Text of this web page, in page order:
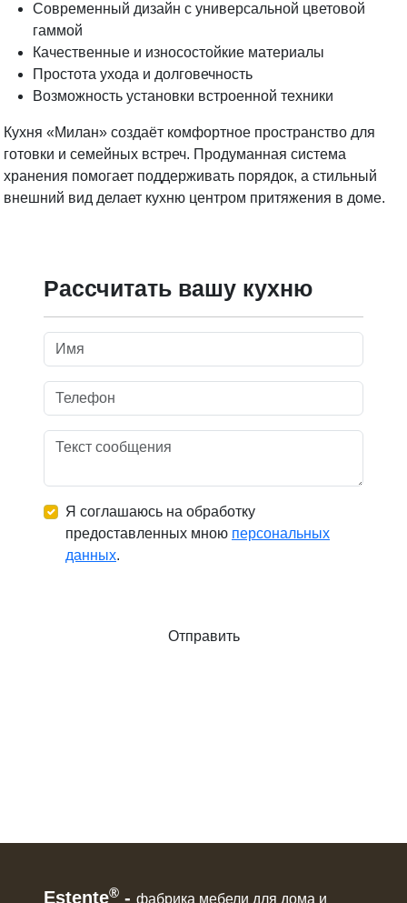
Современный дизайн с универсальной цветовой
гаммой
Качественные и износостойкие материалы
Простота ухода и долговечность
Возможность установки встроенной техники
Кухня «Милан» создаёт комфортное пространство для
готовки и семейных встреч. Продуманная система
хранения помогает поддерживать порядок, а стильный
внешний вид делает кухню центром притяжения в доме.
Рассчитать вашу кухню
Я соглашаюсь на обработку
предоставленных мною персональных
данных.
Отправить
Estente® - фабрика мебели для дома и